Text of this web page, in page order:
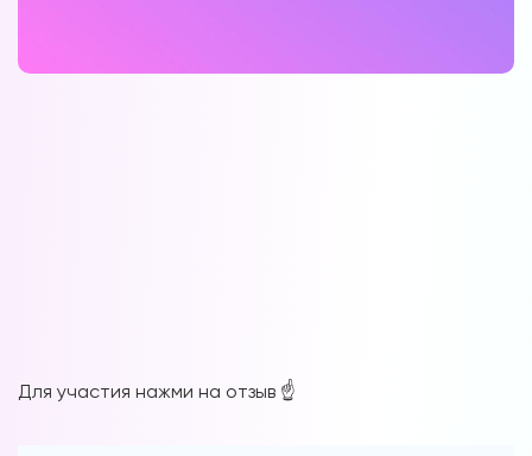
Для участия нажми на отзыв ☝️